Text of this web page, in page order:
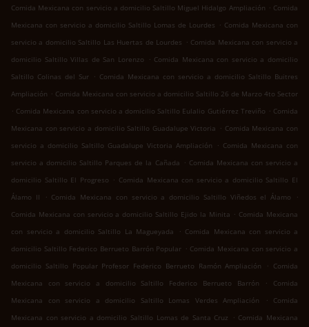
Comida Mexicana con servicio a domicilio Saltillo Miguel Hidalgo Ampliación . Comida
Mexicana con servicio a domicilio Saltillo Lomas de Lourdes . Comida Mexicana con
servicio a domicilio Saltillo Las Huertas de Lourdes . Comida Mexicana con servicio a
domicilio Saltillo Villas de San Lorenzo
. Comida Mexicana con servicio a domicilio
Saltillo Colinas del Sur . Comida Mexicana con servicio a domicilio Saltillo Buitres
Ampliación . Comida Mexicana con servicio a domicilio Saltillo 26 de Marzo 4to Sector
. Comida Mexicana con servicio a domicilio Saltillo Eulalio Gutiérrez Treviño . Comida
Mexicana con servicio a domicilio Saltillo Guadalupe Victoria . Comida Mexicana con
servicio a domicilio Saltillo Guadalupe Victoria Ampliación
. Comida Mexicana con
servicio a domicilio Saltillo Parques de la Cañada . Comida Mexicana con servicio a
domicilio Saltillo El Progreso . Comida Mexicana con servicio a domicilio Saltillo El
Álamo II
. Comida Mexicana con servicio a domicilio Saltillo Viñedos el Álamo
.
Comida Mexicana con servicio a domicilio Saltillo Ejido la Minita . Comida Mexicana
con servicio a domicilio Saltillo La Magueyada
. Comida Mexicana con servicio a
domicilio Saltillo Federico Berrueto Barrón Popular . Comida Mexicana con servicio a
domicilio Saltillo Popular Profesor Federico Berrueto Ramón Ampliación
. Comida
Mexicana con servicio a domicilio Saltillo Federico Berrueto Barrón
.
Comida
Mexicana con servicio a domicilio Saltillo Lomas Verdes Ampliación
.
Comida
Mexicana con servicio a domicilio Saltillo Lomas de Santa Cruz
. Comida Mexicana